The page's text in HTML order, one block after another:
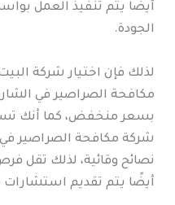
أيضًا يتم تنفيذ العمل
الجودة.
لذلك فإن اختيار شركة
مكافحة الصراصير في
بسعر منخفض، كما أنك
شركة مكافحة الصراصير في
نصائح وقائية، لذلك تقل
أيضًا يتم تقديم استشارات